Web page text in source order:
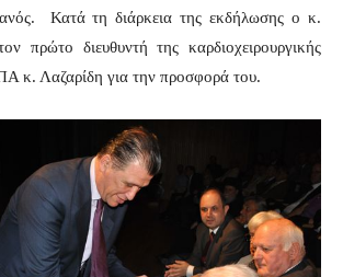
Κατά τη διάρκεια της εκδήλωσης ο κ.
πρώτο διευθυντή της καρδιοχειρουργικής
κ. Λαζαρίδη για την προσφορά του.